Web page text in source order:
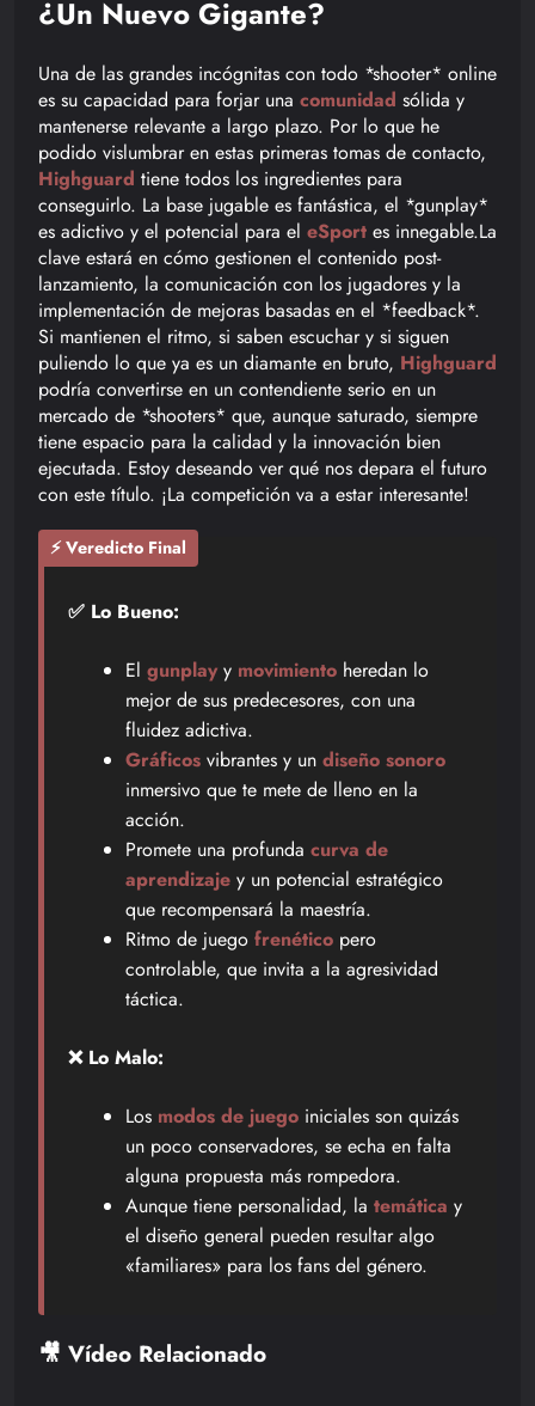
¿Un Nuevo Gigante?
Una de las grandes incógnitas con todo *shooter* online
es su capacidad para forjar una comunidad sólida y
mantenerse relevante a largo plazo. Por lo que he
podido vislumbrar en estas primeras tomas de contacto,
Highguard tiene todos los ingredientes para
conseguirlo. La base jugable es fantástica, el *gunplay*
es adictivo y el potencial para el eSport es innegable.La
clave estará en cómo gestionen el contenido post-
lanzamiento, la comunicación con los jugadores y la
implementación de mejoras basadas en el *feedback*.
Si mantienen el ritmo, si saben escuchar y si siguen
puliendo lo que ya es un diamante en bruto, Highguard
podría convertirse en un contendiente serio en un
mercado de *shooters* que, aunque saturado, siempre
tiene espacio para la calidad y la innovación bien
ejecutada. Estoy deseando ver qué nos depara el futuro
con este título. ¡La competición va a estar interesante!
⚡ Veredicto Final
✅ Lo Bueno:
El gunplay y movimiento heredan lo
mejor de sus predecesores, con una
fluidez adictiva.
Gráficos vibrantes y un diseño sonoro
inmersivo que te mete de lleno en la
acción.
Promete una profunda curva de
aprendizaje y un potencial estratégico
que recompensará la maestría.
Ritmo de juego frenético pero
controlable, que invita a la agresividad
táctica.
❌ Lo Malo:
Los modos de juego iniciales son quizás
un poco conservadores, se echa en falta
alguna propuesta más rompedora.
Aunque tiene personalidad, la temática y
el diseño general pueden resultar algo
«familiares» para los fans del género.
🎥 Vídeo Relacionado